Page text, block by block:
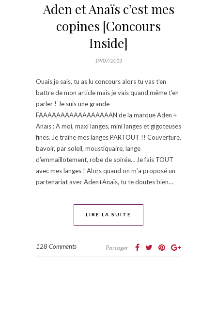
Aden et Anaïs c’est mes
copines [Concours
Inside]
19/07/2013
Ouais je sais, tu as lu concours alors tu vas t’en
battre de mon article mais je vais quand même t’en
parler ! Je suis une grande
FAAAAAAAAAAAAAAAAAN de la marque Aden +
Anaïs : A moi, maxi langes, mini langes et gigoteuses
fines. Je traîne mes langes PARTOUT !! Couverture,
bavoir, par soleil, moustiquaire, lange
d’emmaillotement, robe de soirée… Je fais TOUT
avec mes langes ! Alors quand on m’a proposé un
partenariat avec Aden+Anaïs, tu te doutes bien…
LIRE LA SUITE
128 Comments Partager